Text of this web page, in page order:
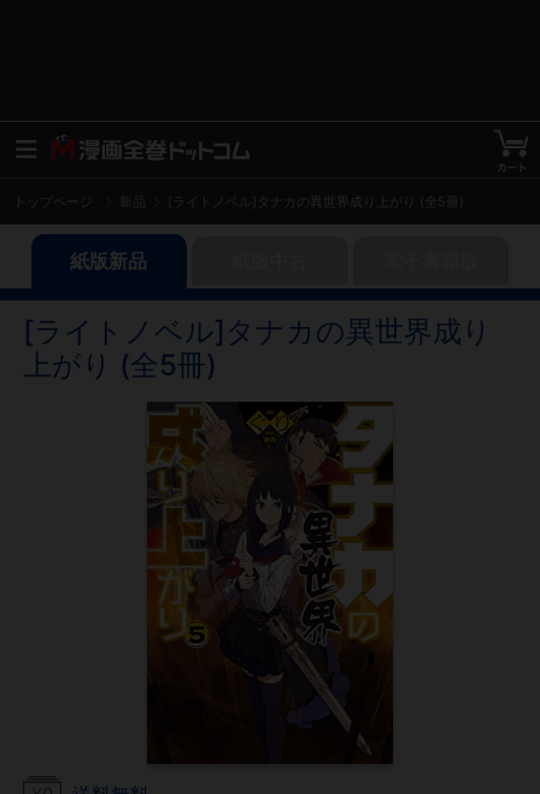
トップページ [ライトノベル]タナカの異世界成り上がり (全5冊)
紙版新品
[ライトノベル]タナカの異世界成り
上がり (全5冊)